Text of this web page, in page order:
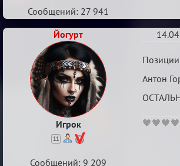
Сообщений: 27 941
Йогурт
Игрок
11
Re:
Позиции
Антон
Сообщений: 9 209